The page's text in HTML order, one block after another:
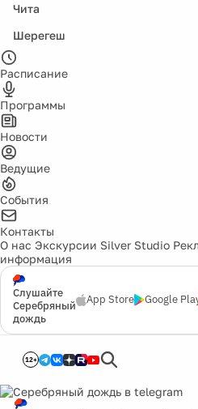
Чита
Шерегеш
Расписание
Программы
Новости
Ведущие
События
Контакты
О нас Экскурсии Silver Studio
информация
Слушайте
Серебряный
дождь
App Store Google
12+